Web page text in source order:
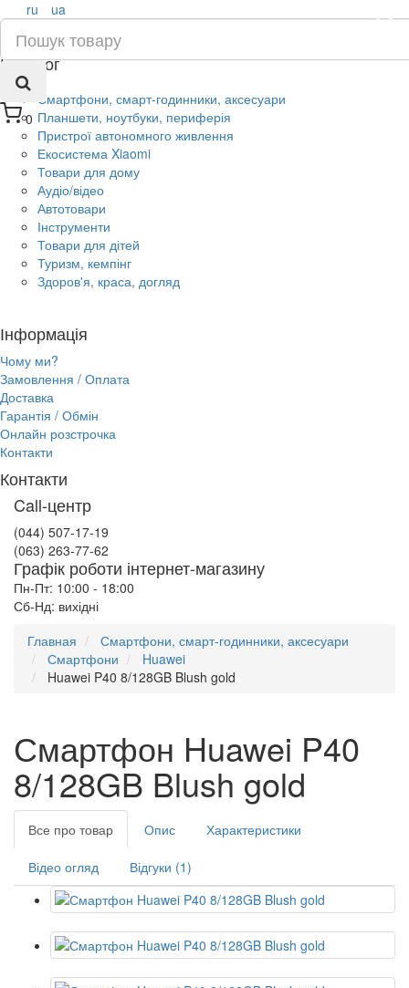
0
×
ru ua
Каталог
Смартфони, смарт-годинники, аксесуари
Планшети, ноутбуки, периферія
Пристрої автономного живлення
Екосистема Xiaomi
Товари для дому
Аудіо/відео
Автотовари
Інструменти
Товари для дітей
Туризм, кемпінг
Здоров'я, краса, догляд
Інформація
Чому ми?
Замовлення / Оплата
Доставка
Гарантія / Обмін
Онлайн розстрочка
Контакти
Контакти
Call-центр
(044) 507-17-19
(063) 263-77-62
Графік роботи інтернет-магазину
Пн-Пт: 10:00 - 18:00
Сб-Нд: вихідні
Главная
Смартфони, смарт-годинники, аксесуари
Смартфони
Huawei
Huawei P40 8/128GB Blush gold
Смартфон Huawei P40
8/128GB Blush gold
Все про товар Опис Характеристики
Відео огляд Відгуки (1)